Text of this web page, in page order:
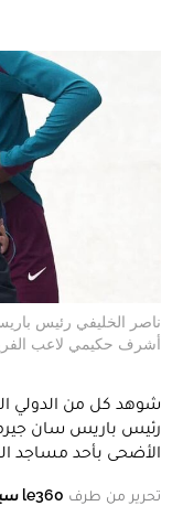
ناصر الخليفي رئيس
أشرف حكيمي لاعب
شوهد كل من الدولي
رئيس باريس سان
الأضحى بأحد مساجد
تحرير من طرف le360 سبور